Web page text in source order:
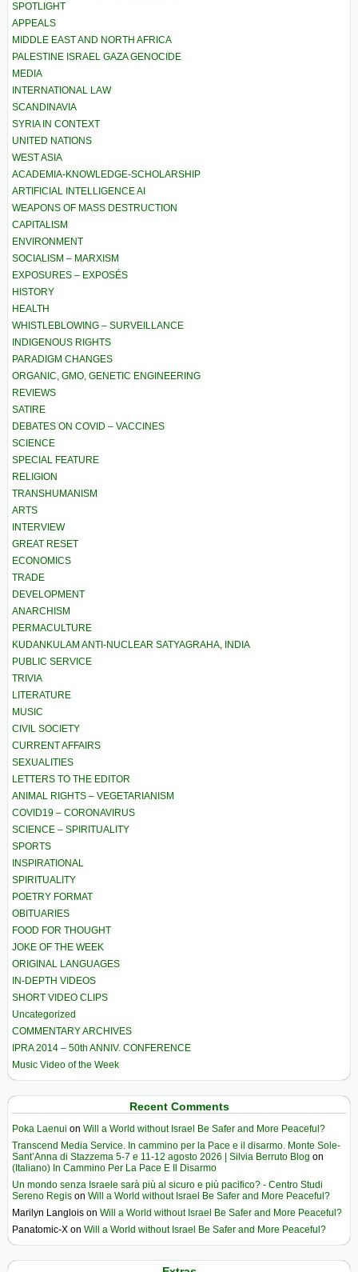
SPOTLIGHT
APPEALS
MIDDLE EAST AND NORTH AFRICA
PALESTINE ISRAEL GAZA GENOCIDE
MEDIA
INTERNATIONAL LAW
SCANDINAVIA
SYRIA IN CONTEXT
UNITED NATIONS
WEST ASIA
ACADEMIA-KNOWLEDGE-SCHOLARSHIP
ARTIFICIAL INTELLIGENCE AI
WEAPONS OF MASS DESTRUCTION
CAPITALISM
ENVIRONMENT
SOCIALISM – MARXISM
EXPOSURES – EXPOSÉS
HISTORY
HEALTH
WHISTLEBLOWING – SURVEILLANCE
INDIGENOUS RIGHTS
PARADIGM CHANGES
ORGANIC, GMO, GENETIC ENGINEERING
REVIEWS
SATIRE
DEBATES ON COVID – VACCINES
SCIENCE
SPECIAL FEATURE
RELIGION
TRANSHUMANISM
ARTS
INTERVIEW
GREAT RESET
ECONOMICS
TRADE
DEVELOPMENT
ANARCHISM
PERMACULTURE
KUDANKULAM ANTI-NUCLEAR SATYAGRAHA, INDIA
PUBLIC SERVICE
TRIVIA
LITERATURE
MUSIC
CIVIL SOCIETY
CURRENT AFFAIRS
SEXUALITIES
LETTERS TO THE EDITOR
ANIMAL RIGHTS – VEGETARIANISM
COVID19 – CORONAVIRUS
SCIENCE – SPIRITUALITY
SPORTS
INSPIRATIONAL
SPIRITUALITY
POETRY FORMAT
OBITUARIES
FOOD FOR THOUGHT
JOKE OF THE WEEK
ORIGINAL LANGUAGES
IN-DEPTH VIDEOS
SHORT VIDEO CLIPS
Uncategorized
COMMENTARY ARCHIVES
IPRA 2014 – 50th ANNIV. CONFERENCE
Music Video of the Week
Recent Comments
Poka Laenui on Will a World without Israel Be Safer and More Peaceful?
Transcend Media Service. In cammino per la Pace e il disarmo. Monte Sole-
Sant’Anna di Stazzema 5-7 e 11-12 agosto 2026 | Silvia Berruto Blog on
(Italiano) In Cammino Per La Pace E Il Disarmo
Un mondo senza Israele sarà più al sicuro e più pacifico? - Centro Studi
Sereno Regis on Will a World without Israel Be Safer and More Peaceful?
Marilyn Langlois on Will a World without Israel Be Safer and More Peaceful?
Panatomic-X on Will a World without Israel Be Safer and More Peaceful?